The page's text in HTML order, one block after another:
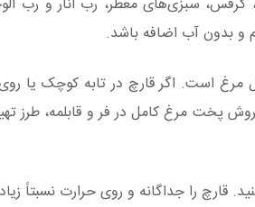
کرفس، سبزی‌های معطر، رب انار و رب
و بدون آب اضافه باشد.
مرغ است. اگر قارچ در تابه کوچک یا
پخت مرغ کامل در فر و قابلمه، طرز
قارچ را جداگانه و روی حرارت نسبتاً